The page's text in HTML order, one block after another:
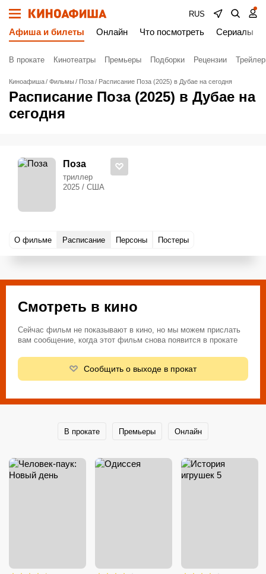
RUS
Афиша и билеты Онлайн Что посмотреть Сериалы
В прокате Кинотеатры Премьеры Подборки Рецензии
Киноафиша Фильмы Поза Расписание Поза (2025) в Дубае на сегодня
Расписание Поза (2025) в Дубае на
сегодня
Поза
триллер
2025 / США
О фильме Расписание Персоны Постеры
Смотреть в кино
Сейчас фильм не показывают в кино, но мы можем прислать
вам сообщение, когда этот фильм снова появится в прокате
Сообщить о выходе в прокат
В прокате Премьеры Онлайн